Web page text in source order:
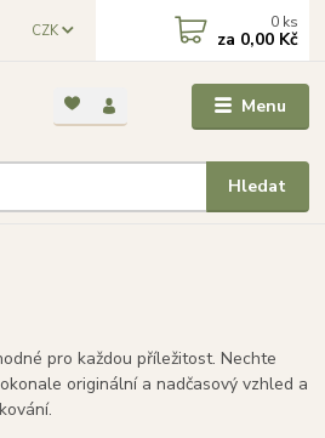
Menu
CZK
Hledat
0 ks
za 0,00 Kč
pro každou příležitost. Nechte
originální a nadčasový vzhled a